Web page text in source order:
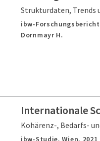
Strukturdaten, Trends
ibw-Forschungsbericht
Dornmayr H.
Internationale
Kohärenz-, Bedarfs-
ibw-Studie,Wien, 2021